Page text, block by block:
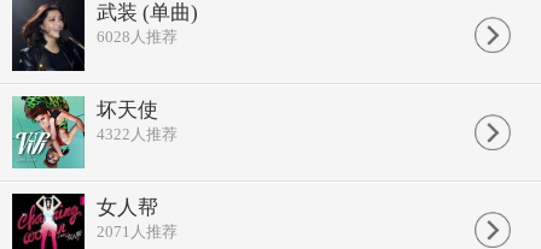
武装 (单曲)
6028 人推荐
坏天使
4322 人推荐
女人帮
2071 人推荐